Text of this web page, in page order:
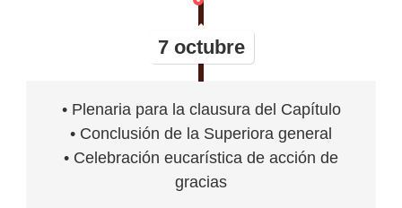
7 octubre
• Plenaria para la clausura del Capítulo
• Conclusión de la Superiora general
• Celebración eucarística de acción de
gracias